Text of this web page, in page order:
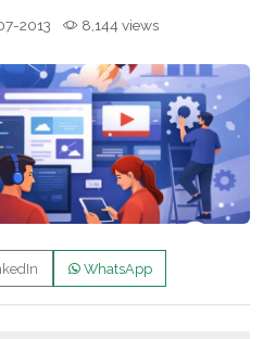
2013 8,144 views
WhatsApp